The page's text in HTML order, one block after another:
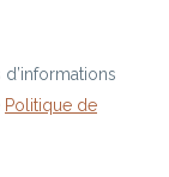
Politique de